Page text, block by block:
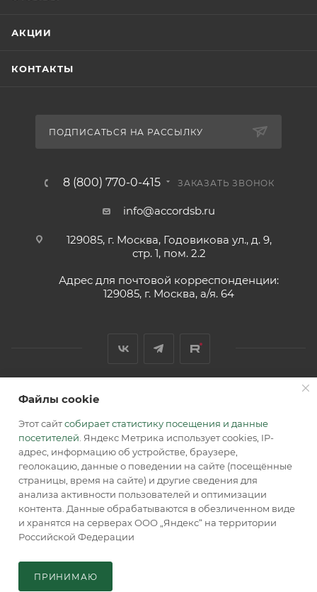
АКЦИИ
КОНТАКТЫ
ПОДПИСАТЬСЯ НА РАССЫЛКУ
8 (800) 770-0-415 ЗАКАЗАТЬ ЗВОНОК
info@accordsb.ru
129085, г. Москва, Годовикова ул., д. 9,
стр. 1, пом. 2.2
Адрес для почтовой корреспонденции:
129085, г. Москва, а/я. 64
2026 © Обращаем Ваше внимание на то, что вся
информация, размещенная на сайте, носит
информационный характер и не является публичной
офертой, определяемой положениями Статьи 437 (2) ГК РФ.
Файлы cookie
Этот сайтсобирает статистику посещения и данные
посетителей . Яндекс Метрика использует cookies, IP-
адрес, информацию об устройстве, браузере,
геолокацию, данные о поведении на сайте (посещённые
страницы, время на сайте) и другие сведения для
анализа активности пользователей и оптимизации
контента. Данные обрабатываются в обезличенном виде
и хранятся на серверах ООО „Яндекс“ на территории
Российской Федерации
ПРИНИМАЮ